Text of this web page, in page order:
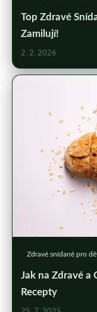
Top Zdravé
Zamilují!
2. 2. 2026
Zdravé snídaně pro
Jak na Zdravé a
Recepty